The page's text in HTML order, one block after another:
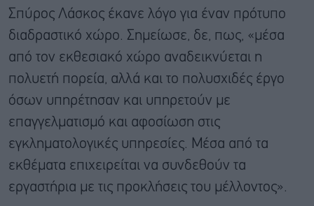
Σπύρος Λάσκος έκανε λόγο για έναν πρότυπο
διαδραστικό χώρο. Σημείωσε, δε, πως, «μέσα
από τον εκθεσιακό χώρο αναδεικνύεται η
πολυετή πορεία, αλλά και το πολυσχιδές έργο
όσων υπηρέτησαν και υπηρετούν με
επαγγελματισμό και αφοσίωση στις
εγκληματολογικές υπηρεσίες. Μέσα από τα
εκθέματα επιχειρείται να συνδεθούν τα
εργαστήρια με τις προκλήσεις του μέλλοντος».